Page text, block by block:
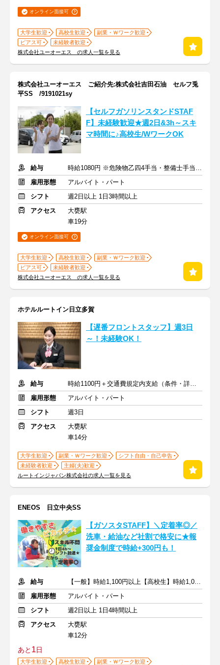
オンライン面接可
大学生歓迎 高校生歓迎
副業・Ｗワーク歓迎
ピアス可
未経験者歓迎
株式会社ユーオーエス の求人一覧を見る
株式会社ユーオーエス ご紹介先:株式会社吉田石油 セルフ兎
平SS /9191021sy
【セルフガソリンスタンドSTAF
F】未経験歓迎★週2日&3h～スキ
マ時間に♪高校生/WワークOK
給与
時給1080円 ※危険物乙四4手当・整備士手当あり
雇用形態
アルバイト・パート
シフト
週2日以上 1日3時間以上
アクセス
大甕駅
車19分
オンライン面接可
大学生歓迎 高校生歓迎
副業・Ｗワーク歓迎
ピアス可
未経験者歓迎
株式会社ユーオーエス の求人一覧を見る
ホテルルートイン日立多賀
【遅番フロントスタッフ】週3日
～！未経験OK！
給与
時給1100円＋交通費規定内支給（条件・詳細は面接にて）
雇用形態
アルバイト・パート
シフト
週3日
アクセス
大甕駅
車14分
大学生歓迎 副業・Ｗワーク歓迎
シフト自由・自己申告
未経験者歓迎
主婦(夫)歓迎
ルートインジャパン株式会社の求人一覧を見る
ENEOS 日立中央SS
【ガソスタSTAFF】＼定着率◎／
洗車・給油など社割で格安に★報
奨金制度で時給+300円も！
給与
【一般】時給1,100円以上【高校生】時給1,080円以上＋交通費
雇用形態
アルバイト・パート
シフト
週2日以上 1日4時間以上
アクセス
大甕駅
車12分
あと 1日
大学生歓迎 高校生歓迎
副業・Ｗワーク歓迎